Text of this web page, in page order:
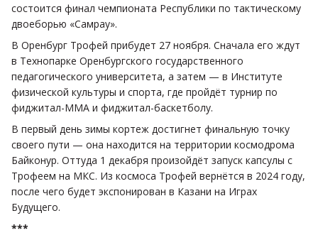
состоится финал чемпионата Республики по тактическому
двоеборью «Самрау».
В Оренбург Трофей прибудет 27 ноября. Сначала его ждут
в Технопарке Оренбургского государственного
педагогического университета, а затем — в Институте
физической культуры и спорта, где пройдёт турнир по
фиджитал-ММА и фиджитал-баскетболу.
В первый день зимы кортеж достигнет финальную точку
своего пути — она находится на территории космодрома
Байконур. Оттуда 1 декабря произойдёт запуск капсулы с
Трофеем на МКС. Из космоса Трофей вернётся в 2024 году,
после чего будет экспонирован в Казани на Играх
Будущего.
***